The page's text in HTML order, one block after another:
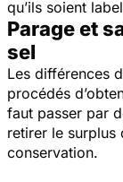
qu’ils soient
Parage et
sel
Les différences
procédés
faut passer par
retirer le surplus
conservation.